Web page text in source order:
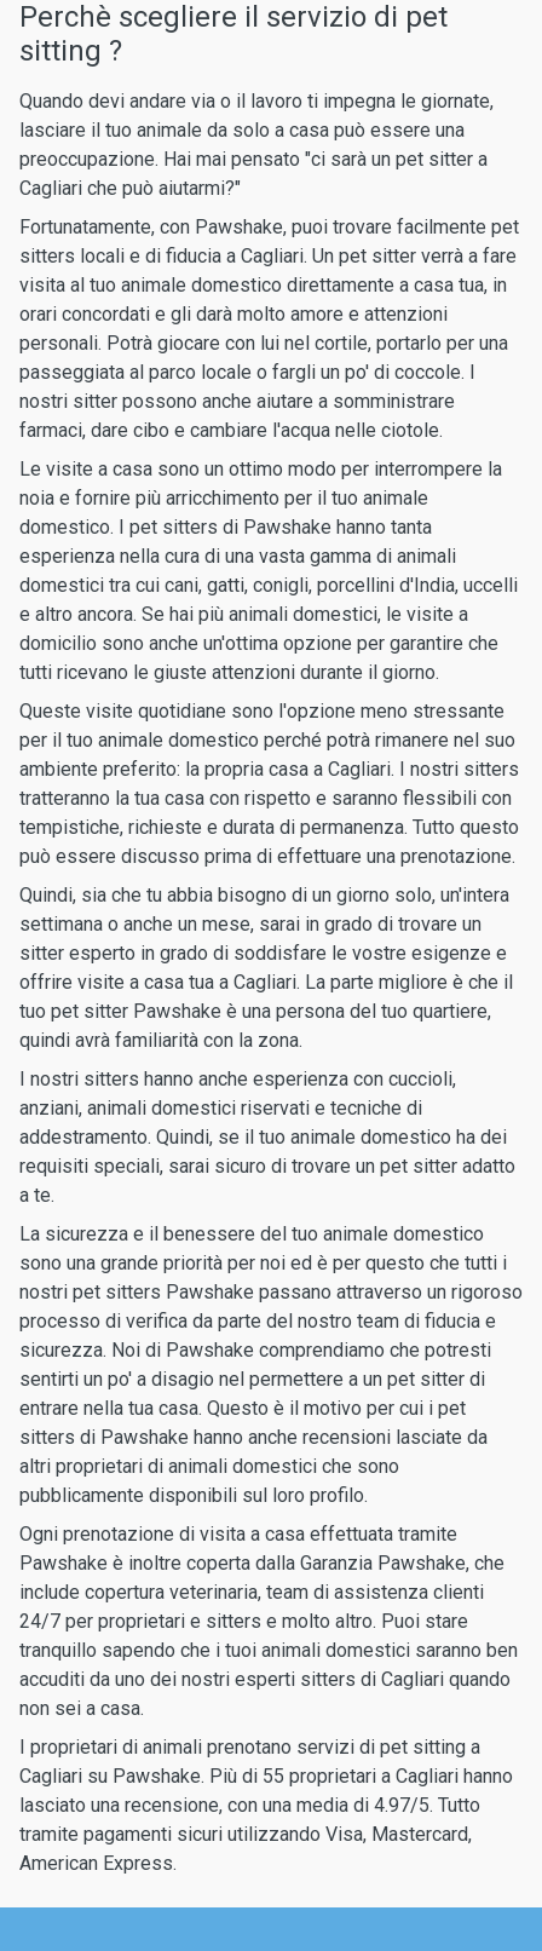
Perchè scegliere il servizio di pet
sitting ?
Quando devi andare via o il lavoro ti impegna le giornate,
lasciare il tuo animale da solo a casa può essere una
preoccupazione. Hai mai pensato "ci sarà un pet sitter a
Cagliari che può aiutarmi?"
Fortunatamente, con Pawshake, puoi trovare facilmente pet
sitters locali e di fiducia a Cagliari. Un pet sitter verrà a fare
visita al tuo animale domestico direttamente a casa tua, in
orari concordati e gli darà molto amore e attenzioni
personali. Potrà giocare con lui nel cortile, portarlo per una
passeggiata al parco locale o fargli un po' di coccole. I
nostri sitter possono anche aiutare a somministrare
farmaci, dare cibo e cambiare l'acqua nelle ciotole.
Le visite a casa sono un ottimo modo per interrompere la
noia e fornire più arricchimento per il tuo animale
domestico. I pet sitters di Pawshake hanno tanta
esperienza nella cura di una vasta gamma di animali
domestici tra cui cani, gatti, conigli, porcellini d'India, uccelli
e altro ancora. Se hai più animali domestici, le visite a
domicilio sono anche un'ottima opzione per garantire che
tutti ricevano le giuste attenzioni durante il giorno.
Queste visite quotidiane sono l'opzione meno stressante
per il tuo animale domestico perché potrà rimanere nel suo
ambiente preferito: la propria casa a Cagliari. I nostri sitters
tratteranno la tua casa con rispetto e saranno flessibili con
tempistiche, richieste e durata di permanenza. Tutto questo
può essere discusso prima di effettuare una prenotazione.
Quindi, sia che tu abbia bisogno di un giorno solo, un'intera
settimana o anche un mese, sarai in grado di trovare un
sitter esperto in grado di soddisfare le vostre esigenze e
offrire visite a casa tua a Cagliari. La parte migliore è che il
tuo pet sitter Pawshake è una persona del tuo quartiere,
quindi avrà familiarità con la zona.
I nostri sitters hanno anche esperienza con cuccioli,
anziani, animali domestici riservati e tecniche di
addestramento. Quindi, se il tuo animale domestico ha dei
requisiti speciali, sarai sicuro di trovare un pet sitter adatto
a te.
La sicurezza e il benessere del tuo animale domestico
sono una grande priorità per noi ed è per questo che tutti i
nostri pet sitters Pawshake passano attraverso un rigoroso
processo di verifica da parte del nostro team di fiducia e
sicurezza. Noi di Pawshake comprendiamo che potresti
sentirti un po' a disagio nel permettere a un pet sitter di
entrare nella tua casa. Questo è il motivo per cui i pet
sitters di Pawshake hanno anche recensioni lasciate da
altri proprietari di animali domestici che sono
pubblicamente disponibili sul loro profilo.
Ogni prenotazione di visita a casa effettuata tramite
Pawshake è inoltre coperta dalla Garanzia Pawshake, che
include copertura veterinaria, team di assistenza clienti
24/7 per proprietari e sitters e molto altro. Puoi stare
tranquillo sapendo che i tuoi animali domestici saranno ben
accuditi da uno dei nostri esperti sitters di Cagliari quando
non sei a casa.
I proprietari di animali prenotano servizi di pet sitting a
Cagliari su Pawshake. Più di 55 proprietari a Cagliari hanno
lasciato una recensione, con una media di 4.97/5. Tutto
tramite pagamenti sicuri utilizzando Visa, Mastercard,
American Express.